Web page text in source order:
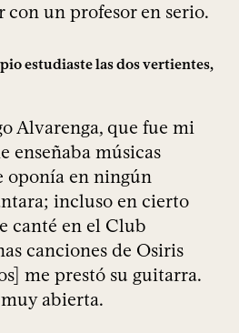
con un profesor en serio.
estudiaste las dos vertientes,
Alvarenga, que fue mi
enseñaba músicas
oponía en ningún
incluso en cierto
canté en el Club
canciones de Osiris
me prestó su guitarra.
abierta.